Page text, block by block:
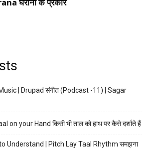
| Drupad संगीत (Podcast -11) | Sagar
on your Hand किसी भी ताल को हाथ पर कैसे दर्शाते हैं
Understand | Pitch Lay Taal Rhythm समझना